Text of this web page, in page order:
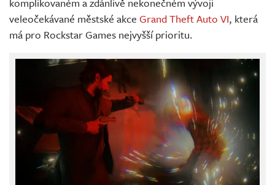
veleočekávané městské akce Grand Theft Auto VI, která
má pro Rockstar Games nejvyšší prioritu.